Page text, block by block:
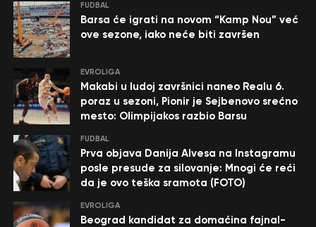
FUDBAL
Barsa će igrati na novom “Kamp Nou” već
ove sezone, iako neće biti završen
EVROLIGA
Makabi u ludoj završnici naneo Realu 6.
poraz u sezoni, Pionir je Sejbenovo srećno
mesto: Olimpijakos razbio Barsu
FUDBAL
Prva objava Danija Alvesa na Instagramu
posle presude za silovanje: Mnogi će reći
da je ovo teška sramota (FOTO)
EVROLIGA
Beograd kandidat za domaćina fajnal-